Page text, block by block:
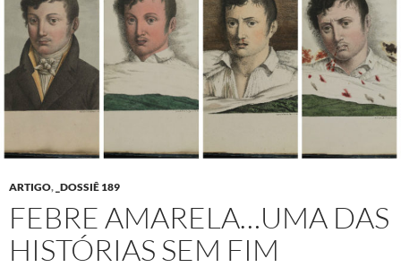
ARTIGO, _DOSSIÊ 189
FEBRE AMARELA…UMA DAS
HISTÓRIAS SEM FIM